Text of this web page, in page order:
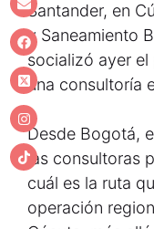
Santander, en
y Saneamiento
socializó ayer
una consultoría
Desde Bogotá,
las consultoras
cuál es la ruta
operación